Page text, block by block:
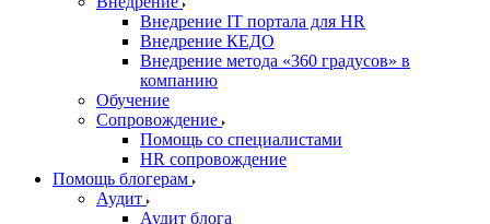
Внедрение IT портала для HR
Внедрение КЕДО
Внедрение метода «360 градусов» в
компанию
Обучение
Сопровождение
Помощь со специалистами
HR сопровождение
Помощь блогерам
Аудит
Аудит блога